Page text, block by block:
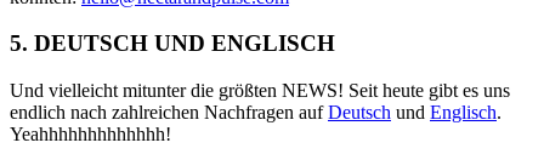
5. DEUTSCH UND ENGLISCH
Und vielleicht mitunter die größten NEWS! Seit heute gibt es uns
endlich nach zahlreichen Nachfragen aufDeutsch und Englisch.
Yeahhhhhhhhhhhhh!